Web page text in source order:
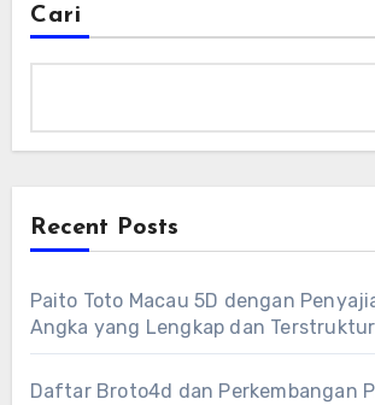
Cari
Recent Posts
Paito Toto Macau 5D dengan
Angka yang Lengkap dan Terstruktur
Daftar Broto4d dan Perkembangan